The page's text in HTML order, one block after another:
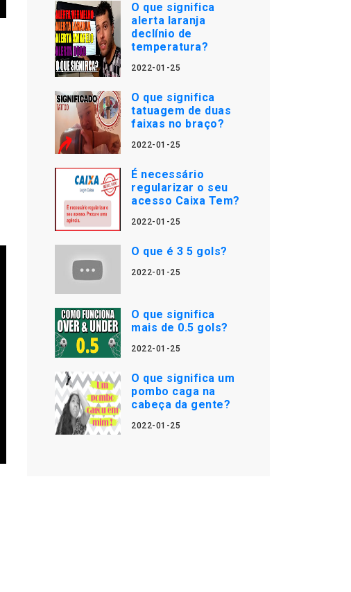
O que significa
alerta laranja
declínio de
temperatura?
2022-01-25
O que significa
tatuagem de duas
faixas no braço?
2022-01-25
É necessário
regularizar o seu
acesso Caixa Tem?
2022-01-25
O que é 3 5 gols?
2022-01-25
O que significa
mais de 0.5 gols?
2022-01-25
O que significa um
pombo caga na
cabeça da gente?
2022-01-25